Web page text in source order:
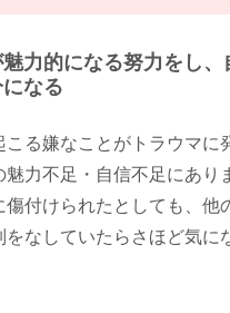
魅力的になる努力をし、
なる
こる嫌なことがトラウマに
魅力不足・自信不足にあり
傷付けられたとしても、他
をなしていたらさほど気に